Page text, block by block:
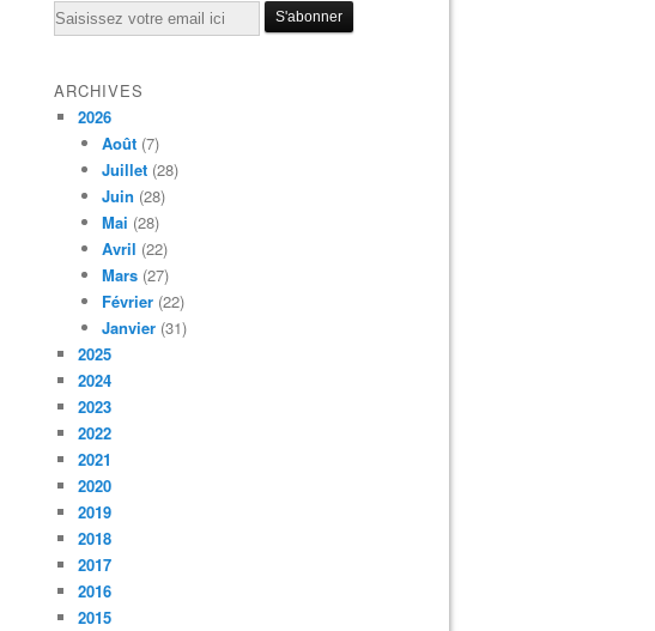
Email
ARCHIVES
2026
Août (7)
Juillet (28)
Juin (28)
Mai (28)
Avril (22)
Mars (27)
Février (22)
Janvier (31)
2025
2024
2023
2022
2021
2020
2019
2018
2017
2016
2015